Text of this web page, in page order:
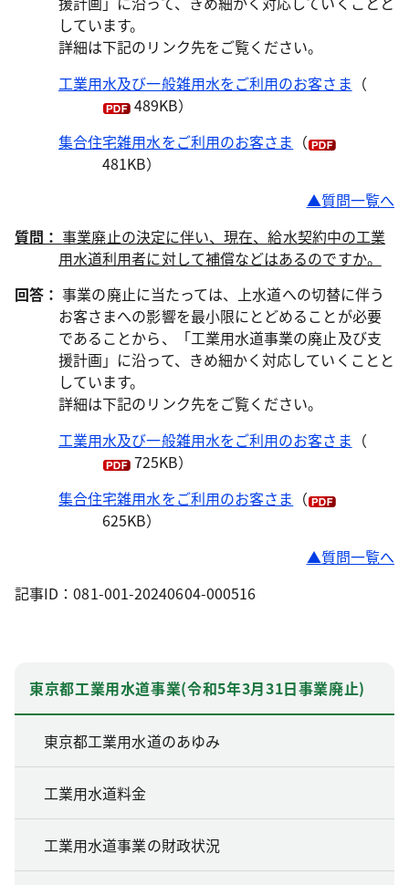
しています。
詳細は下記のリンク先をご覧ください。
工業用水及び一般雑用水をご利用のお客さま （
489KB）
集合住宅雑用水をご利用のお客さま （
481KB）
▲質問一覧へ
質問：事業廃止の決定に伴い、現在、給水契約中の工業
用水道利用者に対して補償などはあるのですか。
回答： 事業の廃止に当たっては、上水道への切替に伴う
お客さまへの影響を最小限にとどめることが必要
であることから、「工業用水道事業の廃止及び支
援計画」に沿って、きめ細かく対応していくことと
しています。
詳細は下記のリンク先をご覧ください。
工業用水及び一般雑用水をご利用のお客さま （
725KB）
集合住宅雑用水をご利用のお客さま （
625KB）
▲質問一覧へ
記事ID：081-001-20240604-000516
東京都工業用水道事業(令和5年3月31日事業廃止)
東京都工業用水道のあゆみ
工業用水道料金
工業用水道事業の財政状況